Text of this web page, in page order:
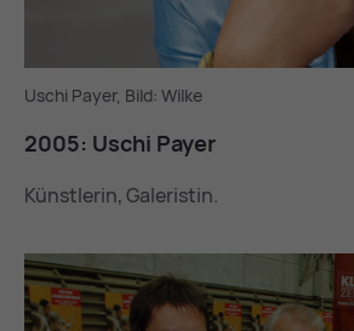
Uschi Payer, Bild: Wilke
2005: Uschi Pay­er
Künstlerin, Galeristin.